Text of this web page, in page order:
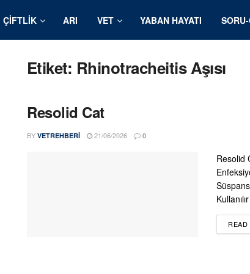
ÇIFTLIK ARI VET YABAN HAYATI
Etiket: Rhinotracheitis Aşısı
Resolid Cat
BY VETREHBERI 21/06/2026 0
Resolid
READ